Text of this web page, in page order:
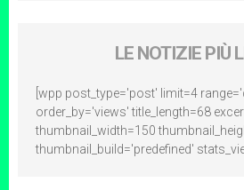
LE NOTIZIE PIÙ
[wpp post_type='post' limit=4
order_by='views' title_length=68
thumbnail_width=150
thumbnail_build='predefined'